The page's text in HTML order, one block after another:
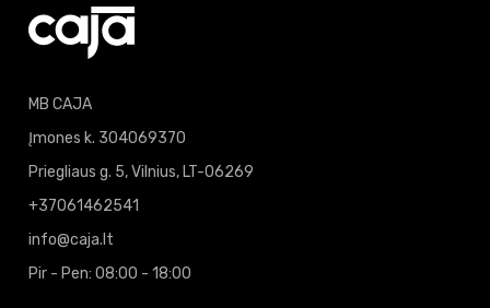
MB CAJA
Įmones k. 304069370
Priegliaus g. 5, Vilnius, LT-06269
+37061462541
info@caja.lt
Pir - Pen: 08:00 - 18:00